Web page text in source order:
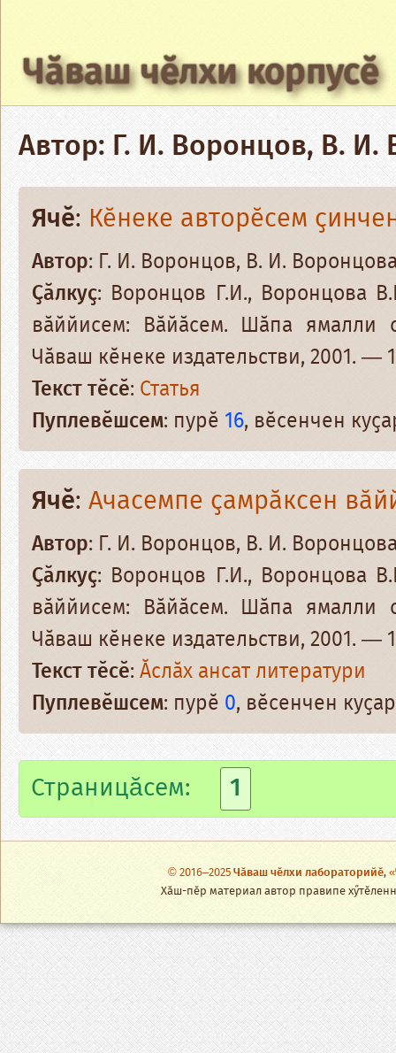
Чӑваш чӗлхи корпусӗ
Автор: Г. И. Воронцов, В. И.
Ячӗ: Кӗнеке авторӗсем
Автор: Г. И. Воронцов, В. И.
Ҫӑлкуҫ: Воронцов Г.И., Воронцова
вӑййисем: Вӑйӑсем. Шӑпа
Чӑваш кӗнеке издательстви, 2001. —
Текст тӗсӗ: Статья
Пуплевӗшсем: пурӗ 16, вӗсенчен
Ячӗ: Ачасемпе ҫамрӑксен
Автор: Г. И. Воронцов, В. И.
Ҫӑлкуҫ: Воронцов Г.И., Воронцова
вӑййисем: Вӑйӑсем. Шӑпа
Чӑваш кӗнеке издательстви, 2001. —
Текст тӗсӗ:Ӑслӑх ансат литератури
Пуплевӗшсем: пурӗ 0, вӗсенчен
Страницăсем: 1
© 2016–2025Чӑваш чӗлхи лабораторийӗ,
Хӑш-пӗр материал автор правипе